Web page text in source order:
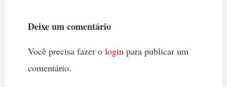
Deixe um comentário
Você precisa fazer o loginpara publicar um
comentário.